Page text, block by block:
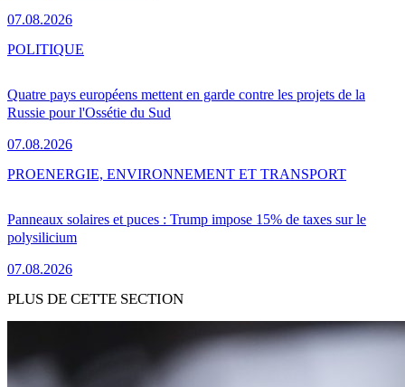
07.08.2026
Quatre pays européens mettent en garde contre les projets de la
Russie pour l'Ossétie du Sud
07.08.2026
POLITIQUE
Panneaux solaires et puces : Trump impose 15% de taxes sur le
polysilicium
07.08.2026
PROENERGIE, ENVIRONNEMENT ET TRANSPORT
PLUS DE CETTE SECTION